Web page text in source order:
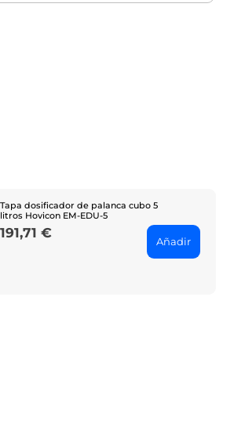
Tapa dosificador de palanca cubo 5
litros Hovicon EM-EDU-5
Price
191,71 €
Añadir